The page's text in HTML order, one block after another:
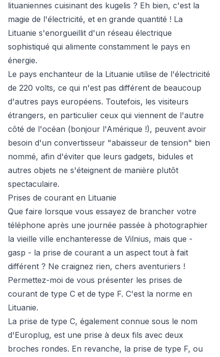
lituaniennes cuisinant des kugelis ? Eh bien, c'est la
magie de l'électricité, et en grande quantité ! La
Lituanie s'enorgueillit d'un réseau électrique
sophistiqué qui alimente constamment le pays en
énergie.
Le pays enchanteur de la Lituanie utilise de l'électricité
de 220 volts, ce qui n'est pas différent de beaucoup
d'autres pays européens. Toutefois, les visiteurs
étrangers, en particulier ceux qui viennent de l'autre
côté de l'océan (bonjour l'Amérique !), peuvent avoir
besoin d'un convertisseur "abaisseur de tension" bien
nommé, afin d'éviter que leurs gadgets, bidules et
autres objets ne s'éteignent de manière plutôt
spectaculaire.
Prises de courant en Lituanie
Que faire lorsque vous essayez de brancher votre
téléphone après une journée passée à photographier
la vieille ville enchanteresse de Vilnius, mais que -
gasp - la prise de courant a un aspect tout à fait
différent ? Ne craignez rien, chers aventuriers !
Permettez-moi de vous présenter les prises de
courant de type C et de type F. C'est la norme en
Lituanie.
La prise de type C, également connue sous le nom
d'Europlug, est une prise à deux fils avec deux
broches rondes. En revanche, la prise de type F, ou